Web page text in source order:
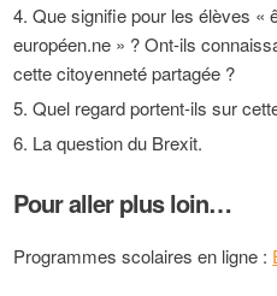
Que signifie pour les élèves «
européen.ne » ? Ont-ils
cette citoyenneté partagée ?
Quel regard portent-ils sur
La question du Brexit.
Pour aller plus loin…
Programmes scolaires en ligne :